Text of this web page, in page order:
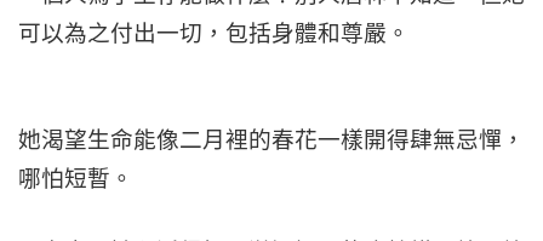
可以為之付出一切，包括身體和尊嚴。
她渴望生命能像二月裡的春花一樣開得肆無忌憚，
哪怕短暫。